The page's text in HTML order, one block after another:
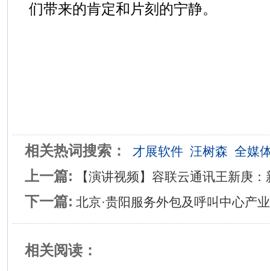
们带来的肯定和片刻的宁静。
相关热词搜索： 才展软件 汪树森 全媒
上一篇: 【演讲视频】容联云通讯王新庚
下一篇: 北京·贵阳服务外包及呼叫中心产
相关阅读：